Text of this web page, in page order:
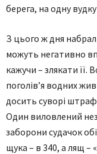
берега, на одну
З цього ж дня
можуть негативно
кажучи – злякати
поголів’я водних
досить суворі
Один виловлений
заборони судачок
щука – в 340, а лящ –